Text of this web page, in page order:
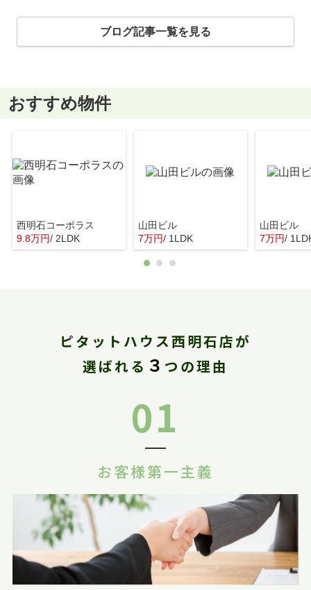
ブログ記事一覧を見る
おすすめ物件
西明石コーポラス
9.8万円/ 2LDK
山田ビル
7万円/ 1LDK
山田ビル
7万円/
ピタットハウス西明石店が
選ばれる ３ つの理由
01
お客様第一主義